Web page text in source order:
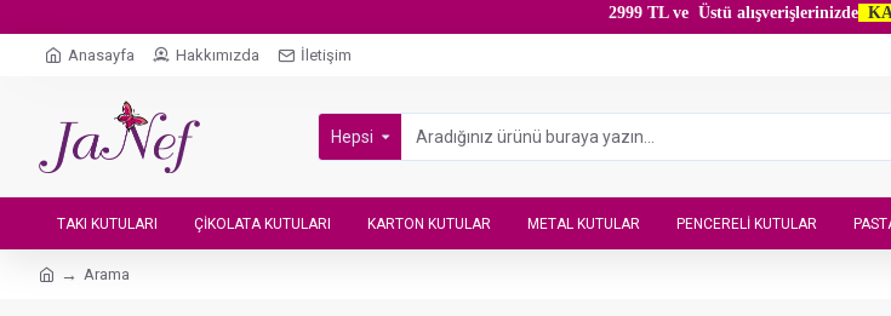
2999 TL ve Üstü alışverişlerinizde
Anasayfa Hakkımızda İletişim
Hepsi
TAKI KUTULARI ÇIKOLATA KUTULARI KARTON KUTULAR METAL KUTULAR PENCERELI KUTULAR
Arama